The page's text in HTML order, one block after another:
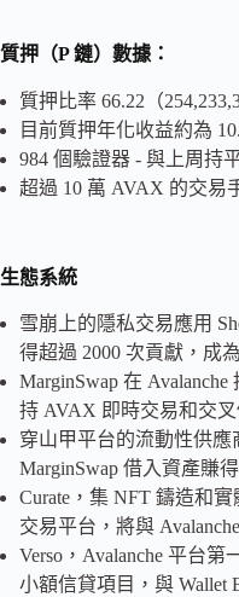
質押（P 鏈）數據：
質押比率 66.22（
目前質押年化收益約為
984 個驗證器 - 與上周持
超過 10 萬 AVAX 的交易
生態系統
雪崩上的隱私交易應用
得超過 2000 次貢獻，成
MarginSwap 在
持 AVAX 即時交易和交叉
穿山甲平台的流動性供應
MarginSwap 借入資產賺
Curate，集 NFT 鑄造和
交易平台，將與
Verso，Avalanche 平台
小額信貸項目，與 Wallet